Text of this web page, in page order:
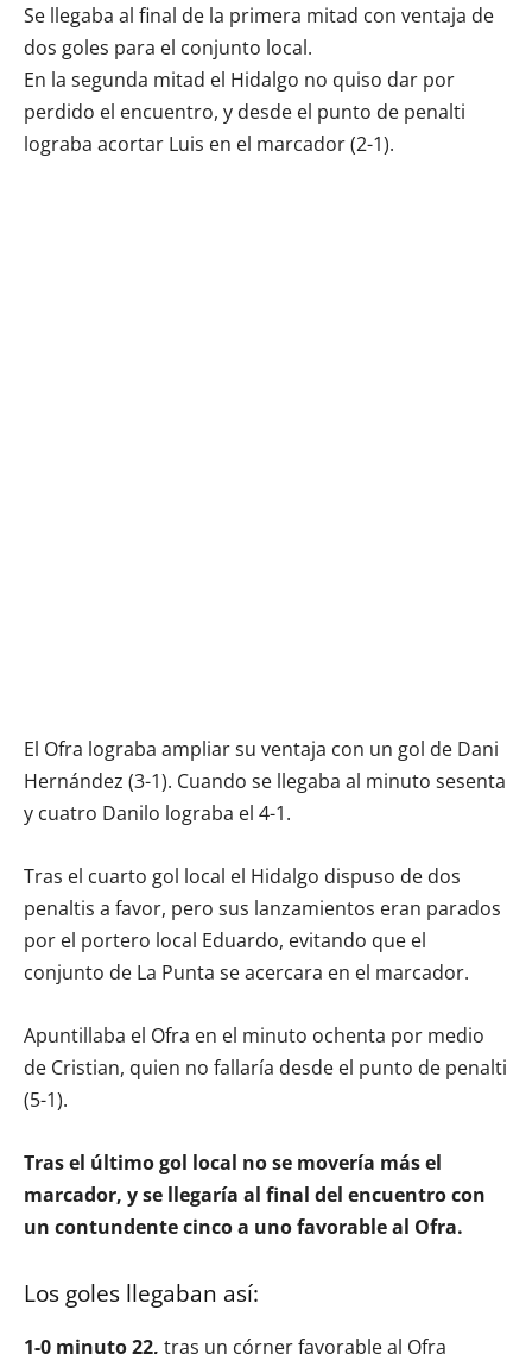
Se llegaba al final de la primera mitad con ventaja de
dos goles para el conjunto local.
En la segunda mitad el Hidalgo no quiso dar por
perdido el encuentro, y desde el punto de penalti
lograba acortar Luis en el marcador (2-1).
El Ofra lograba ampliar su ventaja con un gol de Dani
Hernández (3-1). Cuando se llegaba al minuto sesenta
y cuatro Danilo lograba el 4-1.
Tras el cuarto gol local el Hidalgo dispuso de dos
penaltis a favor, pero sus lanzamientos eran parados
por el portero local Eduardo, evitando que el
conjunto de La Punta se acercara en el marcador.
Apuntillaba el Ofra en el minuto ochenta por medio
de Cristian, quien no fallaría desde el punto de penalti
(5-1).
Tras el último gol local no se movería más el
marcador, y se llegaría al final del encuentro con
un contundente cinco a uno favorable al Ofra.
Los goles llegaban así:
1-0 minuto 22, tras un córner favorable al Ofra